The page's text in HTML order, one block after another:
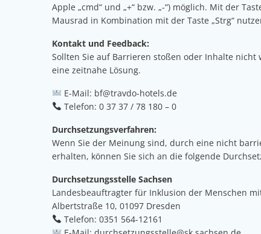
Apple „cmd“ und „+“ bzw. „-“) möglich. Mit der
Mausrad in Kombination mit der Taste „Strg“
Kontakt und Feedback:
Sollten Sie auf Barrieren stoßen oder Inhalte
eine zeitnahe Lösung.
E-Mail: bf@travdo-hotels.de
Telefon: 0 37 37 / 78 180 – 0
Durchsetzungsverfahren:
Wenn Sie der Meinung sind, durch eine nicht
erhalten, können Sie sich an die folgende
Durchsetzungsstelle Sachsen
Landesbeauftragter für Inklusion der Menschen
Albertstraße 10, 01097 Dresden
Telefon: 0351 564-12161